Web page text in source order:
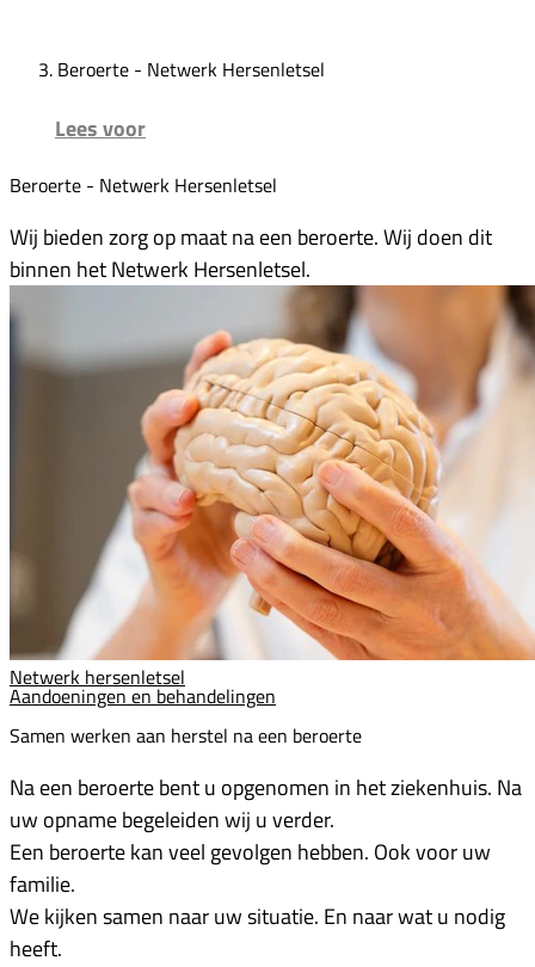
Beroerte - Netwerk Hersenletsel
Lees voor
Beroerte - Netwerk Hersenletsel
Wij bieden zorg op maat na een beroerte. Wij doen dit
binnen het Netwerk Hersenletsel.
Netwerk hersenletsel
Aandoeningen en behandelingen
Samen werken aan herstel na een beroerte
Na een beroerte bent u opgenomen in het ziekenhuis. Na
uw opname begeleiden wij u verder.
Een beroerte kan veel gevolgen hebben. Ook voor uw
familie.
We kijken samen naar uw situatie. En naar wat u nodig
heeft.